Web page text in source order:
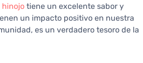
hinojo tiene un excelente sabor y
un impacto positivo en nuestra
es un verdadero tesoro de la